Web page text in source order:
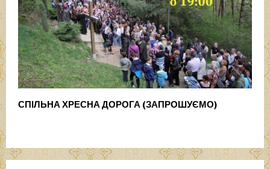
СПІЛЬНА ХРЕСНА ДОРОГА (ЗАПРОШУЄМО)